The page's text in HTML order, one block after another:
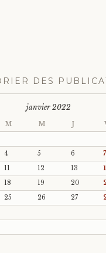
DES
janvier 2022
M M J
4 5 6 7
11 12 13
18 19 20
25 26 27